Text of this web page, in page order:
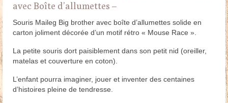
avec Boîte d’allumettes –
Souris Maileg Big brother avec boîte d’allumettes solide en
carton joliment décorée d’un motif rétro « Mouse Race ».
La petite souris dort paisiblement dans son petit nid (oreiller,
matelas et couverture en coton).
L’enfant pourra imaginer, jouer et inventer des centaines
d’histoires pleine de tendresse.